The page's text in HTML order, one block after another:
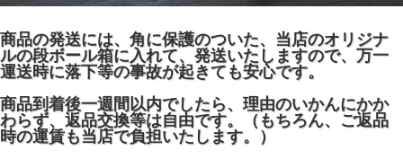
商品の発送には、角に保護のついた、当店のオリジナ
ルの段ボール箱に入れて、発送いたしますので、万一
運送時に落下等の事故が起きても安心です。
商品到着後一週間以内でしたら、理由のいかんにかか
わらず、返品交換等は自由です。（もちろん、ご返品
時の運賃も当店で負担いたします。）